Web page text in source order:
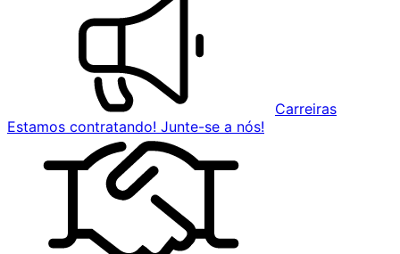
Carreiras
Estamos contratando! Junte-se a nós!